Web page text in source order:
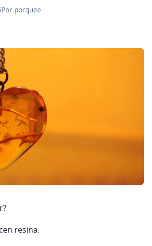
Por porquee
resina.